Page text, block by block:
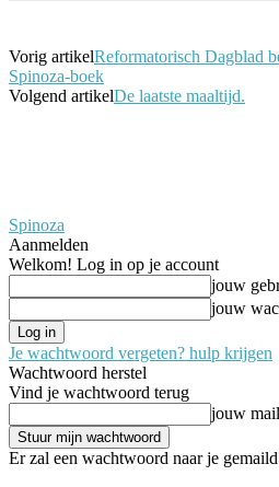
Vorig artikelReformatorisch Dagblad
Spinoza-boek
Volgend artikelDe laatste maaltijd.
Spinoza
Aanmelden
Welkom! Log in op je account
jouw
jouw
Je wachtwoord vergeten? hulp krijgen
Wachtwoord herstel
Vind je wachtwoord terug
jouw
Er zal een wachtwoord naar je